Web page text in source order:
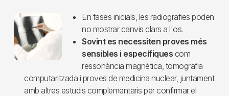
Imagen
En fases inicials, les radiografies poden
no mostrar canvis clars a l'os.
Sovint es necessiten proves més
sensibles i específiques com
ressonància magnètica, tomografia
computaritzada i proves de medicina nuclear, juntament
amb altres estudis complementaris per confirmar el